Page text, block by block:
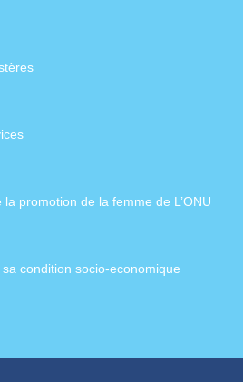
promotion de la femme de L’ONU
condition socio-economique